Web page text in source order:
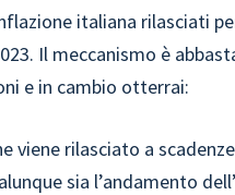
italiana rilasciati
Il meccanismo è
e in cambio otterrai:
viene rilasciato a
sia l’andamento